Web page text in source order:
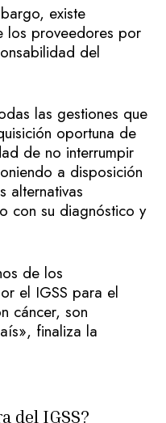
existe
los proveedores por
del
las gestiones que
oportuna de
de no interrumpir
a disposición
alternativas
con su diagnóstico y
de los
el IGSS para el
cáncer, son
finaliza la
del IGSS?